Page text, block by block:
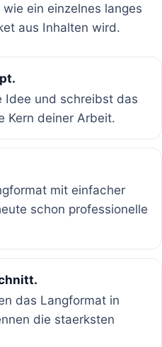
ein einzelnes langes
aus Inhalten wird.
Idee und schreibst das
Kern deiner Arbeit.
mit einfacher
schon professionelle
das Langformat in
die staerksten